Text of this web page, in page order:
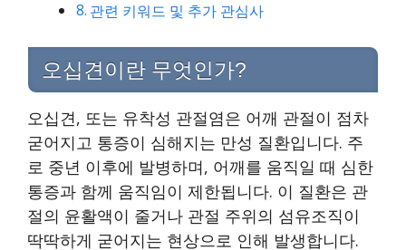
관련 키워드 및 추가 관심사
오십견이란 무엇인가?
오십견, 또는 유착성 관절염은 어깨 관절이 점차
굳어지고 통증이 심해지는 만성 질환입니다. 주
로 중년 이후에 발병하며, 어깨를 움직일 때 심한
통증과 함께 움직임이 제한됩니다. 이 질환은 관
절의 윤활액이 줄거나 관절 주위의 섬유조직이
딱딱하게 굳어지는 현상으로 인해 발생합니다.